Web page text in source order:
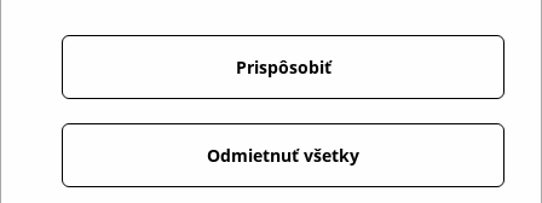
Prispôsobiť
Odmietnuť všetky